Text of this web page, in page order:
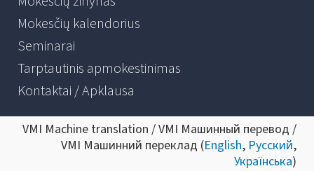
Mokesčių kalendorius
Seminarai
Tarptautinis apmokestinimas
Kontaktai / Apklausa
VMI Machine translation / VMI Машинный перевод /
VMI Машинний переклад (English, Русский,
Українська)